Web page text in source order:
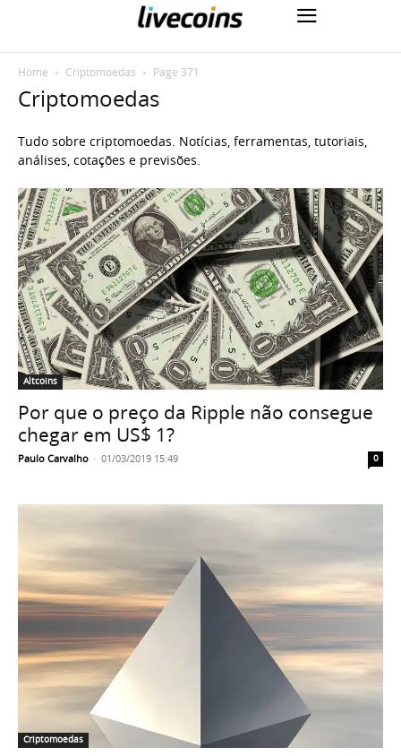
Home Criptomoedas Page 371
Criptomoedas
Tudo sobre criptomoedas. Notícias, ferramentas, tutoriais,
análises, cotações e previsões.
Altcoins
Por que o preço da Ripple não consegue
chegar em US$ 1?
Paulo Carvalho - 01/03/2019 15:49 0
Criptomoedas